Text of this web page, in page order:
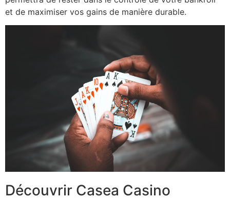
et de maximiser vos gains de manière durable.
Découvrir Casea Casino